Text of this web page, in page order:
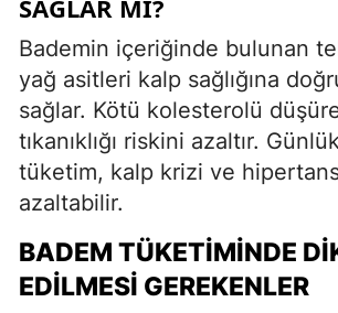
SAĞLAR MI?
Bademin içeriğinde bulunan
yağ asitleri kalp sağlığına
sağlar. Kötü kolesterolü
tıkanıklığı riskini azaltır.
tüketim, kalp krizi ve
azaltabilir.
BADEM TÜKETIMINDE
EDILMESI GEREKENLER